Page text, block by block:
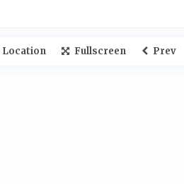
Location Fullscreen Prev